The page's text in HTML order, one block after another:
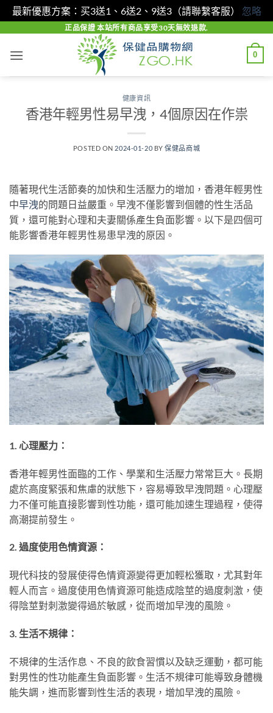
最新優惠方案：买3送1、6送2、9送3（請聯繫客服） 忽略
content
正品保證 本站所有商品享受30天無效退款.
0
健康資訊
香港年輕男性易早洩，4個原因在作祟
POSTED ON 2024-01-20 BY保健品商城
隨著現代生活節奏的加快和生活壓力的增加，香港年輕男性
中早洩的問題日益嚴重。早洩不僅影響到個體的性生活品
質，還可能對心理和夫妻關係產生負面影響。以下是四個可
能影響香港年輕男性易患早洩的原因。
1. 心理壓力：
香港年輕男性面臨的工作、學業和生活壓力常常巨大。長期
處於高度緊張和焦慮的狀態下，容易導致早洩問題。心理壓
力不僅可能直接影響到性功能，還可能加速生理過程，使得
高潮提前發生。
2. 過度使用色情資源：
現代科技的發展使得色情資源變得更加輕松獲取，尤其對年
輕人而言。過度使用色情資源可能造成陰莖的過度刺激，使
得陰莖對刺激變得過於敏感，從而增加早洩的風險。
3. 生活不規律：
不規律的生活作息、不良的飲食習慣以及缺乏運動，都可能
對男性的性功能產生負面影響。生活不規律可能導致身體機
能失調，進而影響到性生活的表現，增加早洩的風險。